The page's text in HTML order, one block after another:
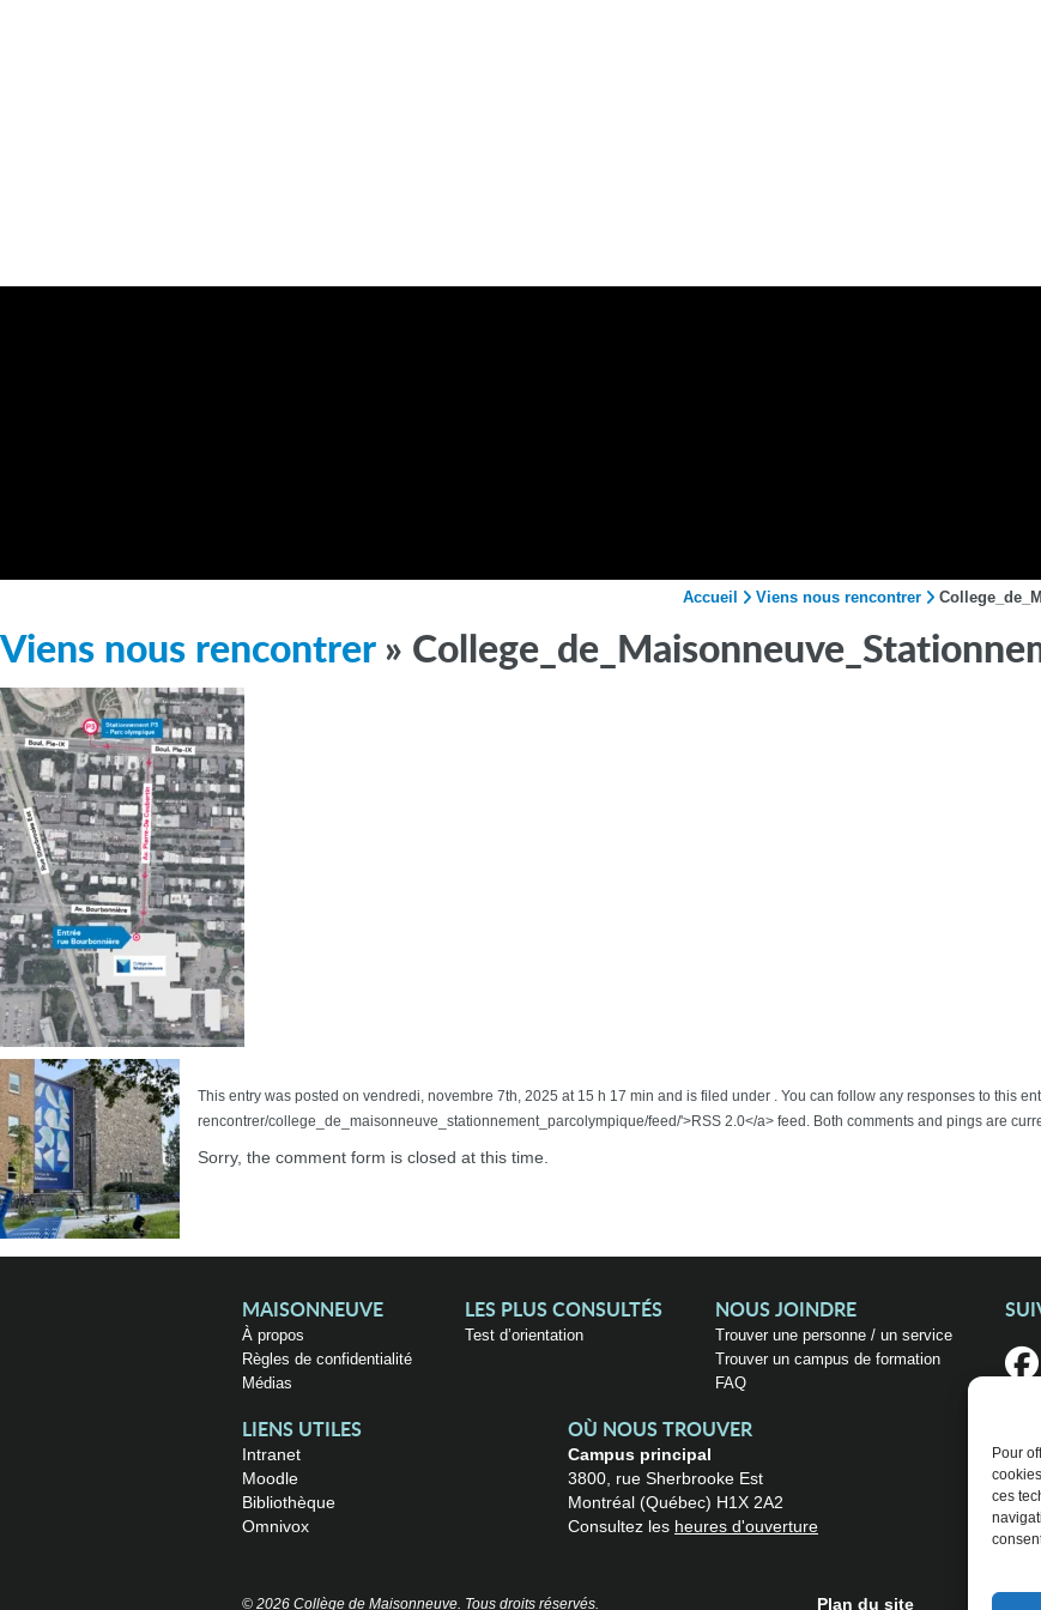
Pour
ces
Accueil Viens nous rencontrer
Viens nous rencontrer»
This entry was posted on vendredi, novembre 7th, 2025 at 15 h 17 min and is filed under . You can follow any responses to this
rencontrer/college_de_maisonneuve_stationnement_parcolympique/feed/'>RSS 2.0</a> feed. Both comments and pings are
Sorry, the comment form is closed at this time.
MAISONNEUVE
À propos
Règles de confidentialité
Médias
LES PLUS CONSULTÉS
Test d’orientation
NOUS JOINDRE
Trouver une personne / un service
Trouver un campus de formation
FAQ
LIENS UTILES
Intranet
Moodle
Bibliothèque
Omnivox
OÙ NOUS TROUVER
Campus principal
3800, rue Sherbrooke Est
Montréal (Québec) H1X 2A2
Consultez les heures d'ouverture
© 2026 Collège de Maisonneuve. Tous droits réservés. Plan du site